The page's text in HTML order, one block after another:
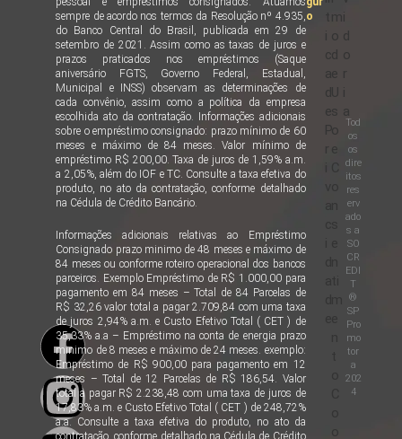
sempre de acordo nos termos da Resolução nº 4.935,
do Banco Central do Brasil, publicada em 29 de
setembro de 2021. Assim como as taxas de juros e
prazos praticados nos empréstimos (Saque
aniversário FGTS, Governo Federal, Estadual,
Municipal e INSS) observam as determinações de
cada convênio, assim como a política da empresa
escolhida ato da contratação. Informações adicionais
sobre o empréstimo consignado: prazo mínimo de 60
meses e máximo de 84 meses. Valor mínimo de
empréstimo R$ 200,00. Taxa de juros de 1,59% a.m.
a 2,05%, além do IOF e TC. Consulte a taxa efetiva do
produto, no ato da contratação, conforme detalhado
na Cédula de Crédito Bancário.
Informações adicionais relativas ao Empréstimo
Consignado prazo minimo de 48 meses e máximo de
84 meses ou conforme roteiro operacional dos bancos
parceiros. Exemplo Empréstimo de R$ 1.000,00 para
pagamento em 84 meses – Total de 84 Parcelas de
R$ 32,26 valor total a pagar 2.709,84 com uma taxa
de juros 2,94% a.m. e Custo Efetivo Total ( CET ) de
35,33% a.a – Empréstimo na conta de energia prazo
minimo de 8 meses e máximo de 24 meses. exemplo:
Empréstimo de R$ 900,00 para pagamento em 12
meses – Total de 12 Parcelas de R$ 186,54. Valor
total a pagar R$ 2.238,48 com uma taxa de juros de
17,83% a.m. e Custo Efetivo Total ( CET ) de 248,72%
a.a. Consulte a taxa efetiva do produto, no ato da
o
i
c
a
d
e
P
r
m
o
d
e
U
s
o
e
o
i
d
o
r
i
a
Tod
os
os
dire
itos
res
erv
ado
s a
SO
CR
EDI
T
®
SP
Pro
mo
tor
a
202
4